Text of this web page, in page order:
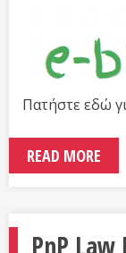
Πατήστε εδώ
READ MORE
PnP Law